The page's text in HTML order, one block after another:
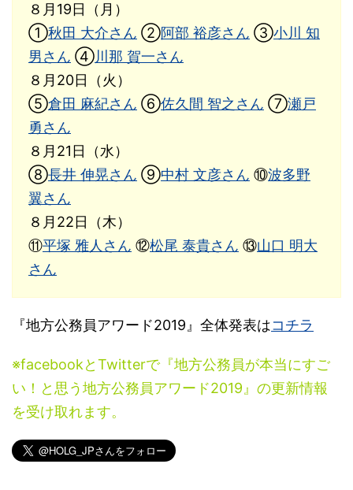
８月19日（月）
①秋田 大介さん ②阿部 裕彦さん ③小川 知
男さん ④川那 賀一さん
８月20日（火）
⑤倉田 麻紀さん ⑥佐久間 智之さん ⑦瀬戸
勇さん
８月21日（水）
⑧長井 伸晃さん ⑨中村 文彦さん ⑩波多野
翼さん
８月22日（木）
⑪平塚 雅人さん ⑫松尾 泰貴さん ⑬山口 明大
さん
『地方公務員アワード2019』全体発表はコチラ
※facebookとTwitterで『地方公務員が本当にすご
い！と思う地方公務員アワード2019』の更新情報
を受け取れます。